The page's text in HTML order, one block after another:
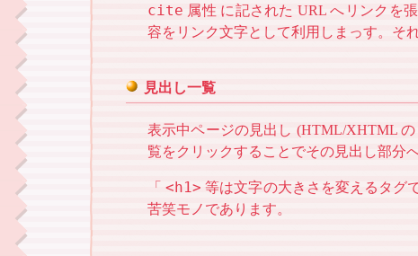
cite 属性 に記された URL へリンクを
容をリンク文字として利用しまっす。そ
見出し一覧
表示中ページの見出し (HTML/XHTML
覧をクリックすることでその見出し部分
「<h1> 等は文字の大きさを変えるタグ
苦笑モノであります。